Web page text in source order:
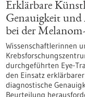
Erklärbare
Genauigkeit
bei der
Wissenschaftlerinnen
durchgeführten Eye-
den Einsatz
diagnostische
Beurteilung